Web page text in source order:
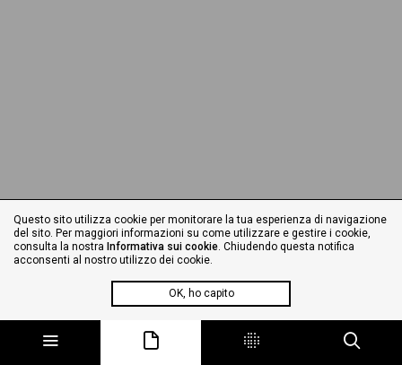
Questo sito utilizza cookie per monitorare la tua esperienza di navigazione
del sito. Per maggiori informazioni su come utilizzare e gestire i cookie,
consulta la nostra Informativa sui cookie. Chiudendo questa notifica
acconsenti al nostro utilizzo dei cookie.
OK, ho capito